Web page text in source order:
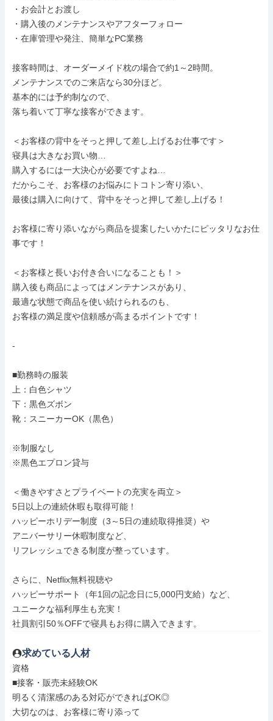
・お会計とお渡し
・購入後のメンテナンスやアフターフォロー
・在庫管理や発注、簡単なPC業務
接客時間は、オーダーメイド枕の場合で約1～2時間。
メンテナンスでのご来店なら30分ほど。
基本的には予約制なので、
落ち着いて丁寧な接客ができます。
＜お客様の背中をそっと押して差し上げるお仕事です＞
寝具は大きなお買い物…
購入するには一大決心が必要ですよね…
だからこそ、お客様のお悩みにトコトン寄り添い、
最後は購入に向けて、背中をそっと押して差し上げる！
お客様に寄り添いながら商品を提案したいかたにピッタリなお仕
事です！
＜お客様と長いお付き合いになることも！＞
購入後も商品によってはメンテナンスがあり、
最適な状態で商品を使い続けられるのも、
お客様の満足度や信頼感が高まるポイントです！
-
■勤務時の服装
上：白色シャツ
下：黒色ズボン
靴：スニーカーOK（黒色）
※制服なし
※黒色エプロン貸与
＜働きやすさとプライベートの充実を両立＞
5日以上の連続休暇も取得可能！
ハッピーホリデー制度（3～5日の連続取得推奨）や
アニバーサリー休暇制度など、
リフレッシュできる制度が整っています。
さらに、Netflix無料視聴や
ハッピーサポート（年1回の記念日に5,000円支給）など、
ユニークな福利厚生も充実！
社員割引50％OFFで寝具もお得に購入できます。
求めている人材
資格
■接客・販売未経験OK
明るく清潔感のある対応ができればOK◎
大切なのは、お客様に寄り添って